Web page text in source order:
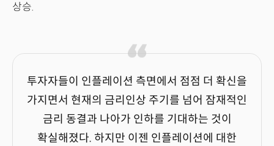
상승.
투자자들이 인플레이션 측면에서 점점 더 확신을
가지면서 현재의 금리인상 주기를 넘어 잠재적인
금리 동결과 나아가 인하를 기대하는 것이
확실해졌다. 하지만 이젠 인플레이션에 대한